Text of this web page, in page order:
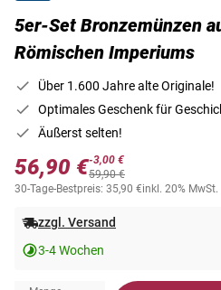
5er-Set Bronzemünzen
Römischen Imperiums
Über 1.600 Jahre alte Originale!
Optimales Geschenk für
Äußerst selten!
56,90 €-3,00 €
59,90 €
30-Tage-Bestpreis: 35,90 €inkl. 20% MwSt.
zzgl. Versand
3-4 Wochen